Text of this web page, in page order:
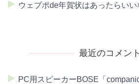
ウェブポde年賀状はあったらい
最近のコメント
PC用スピーカーBOSE「